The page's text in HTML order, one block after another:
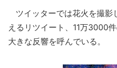
ツイッターでは花火を撮影
えるリツイート、11万3000
大きな反響を呼んでいる。